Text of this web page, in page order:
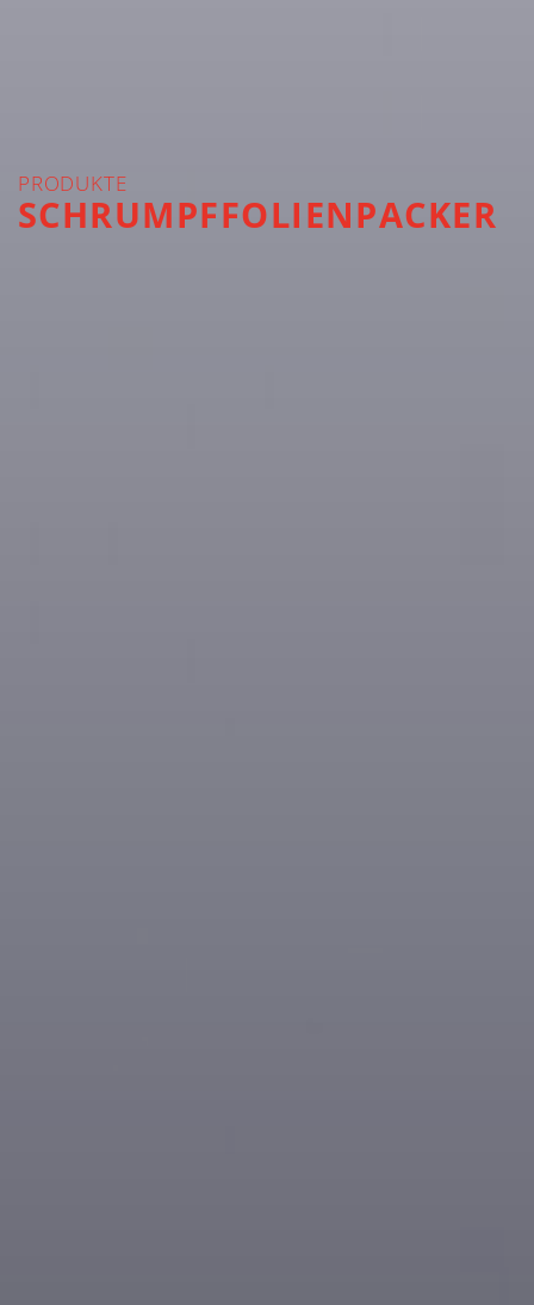
PRODUKTE
SCHRUMPFFOLIENPACKER